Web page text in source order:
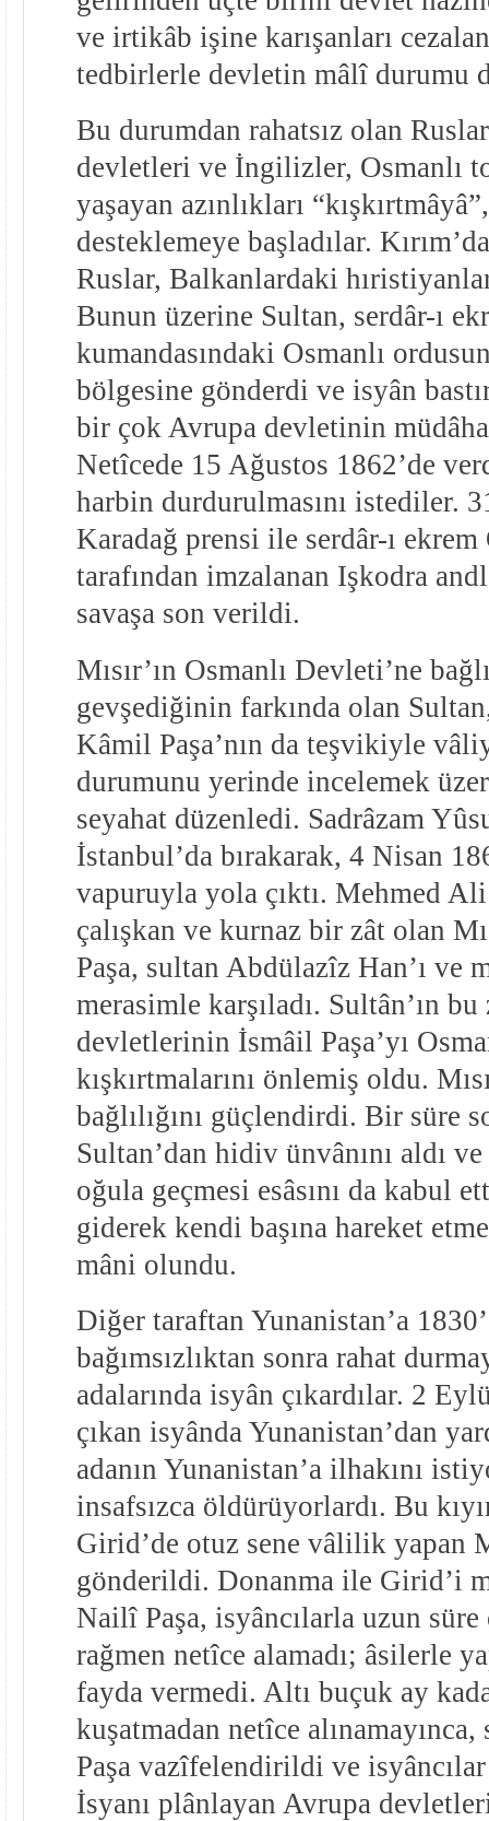
ve irtikâb işine karışanları
tedbirlerle devletin mâlî durumu
Bu durumdan rahatsız olan
devletleri ve İngilizler, Osmanlı
yaşayan azınlıkları
desteklemeye başladılar.
Ruslar, Balkanlardaki
Bunun üzerine Sultan, serdâr-ı
kumandasındaki Osmanlı
bölgesine gönderdi ve isyân
bir çok Avrupa devletinin
Netîcede 15 Ağustos 1862’de
harbin durdurulmasını istediler.
Karadağ prensi ile serdâr-ı ekrem
tarafından imzalanan Işkodra
savaşa son verildi.
Mısır’ın Osmanlı Devleti’ne
gevşediğinin farkında olan
Kâmil Paşa’nın da teşvikiyle
durumunu yerinde incelemek
seyahat düzenledi. Sadrâzam
İstanbul’da bırakarak, 4 Nisan
vapuruyla yola çıktı. Mehmed Ali
çalışkan ve kurnaz bir zât olan
Paşa, sultan Abdülazîz Han’ı ve
merasimle karşıladı. Sultân’ın
devletlerinin İsmâil Paşa’yı
kışkırtmalarını önlemiş oldu.
bağlılığını güçlendirdi. Bir süre
Sultan’dan hidiv ünvânını aldı
oğula geçmesi esâsını da kabul
giderek kendi başına hareket
mâni olundu.
Diğer taraftan Yunanistan’a
bağımsızlıktan sonra rahat
adalarında isyân çıkardılar. 2
çıkan isyânda Yunanistan’dan
adanın Yunanistan’a ilhakını
insafsızca öldürüyorlardı. Bu
Girid’de otuz sene vâlilik yapan
gönderildi. Donanma ile Girid’i
Nailî Paşa, isyâncılarla uzun süre
rağmen netîce alamadı; âsilerle
fayda vermedi. Altı buçuk ay
kuşatmadan netîce alınamayınca,
Paşa vazîfelendirildi ve
İsyanı plânlayan Avrupa